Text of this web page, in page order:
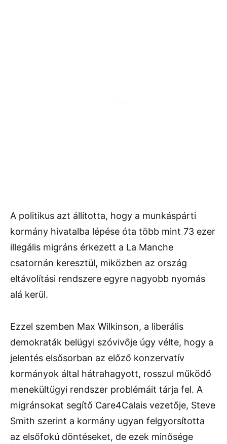
A politikus azt állította, hogy a munkáspárti
kormány hivatalba lépése óta több mint 73 ezer
illegális migráns érkezett a La Manche
csatornán keresztül, miközben az ország
eltávolítási rendszere egyre nagyobb nyomás
alá kerül.
Ezzel szemben Max Wilkinson, a liberális
demokraták belügyi szóvivője úgy vélte, hogy a
jelentés elsősorban az előző konzervatív
kormányok által hátrahagyott, rosszul működő
menekültügyi rendszer problémáit tárja fel. A
migránsokat segítő Care4Calais vezetője, Steve
Smith szerint a kormány ugyan felgyorsította
az elsőfokú döntéseket, de ezek minősége